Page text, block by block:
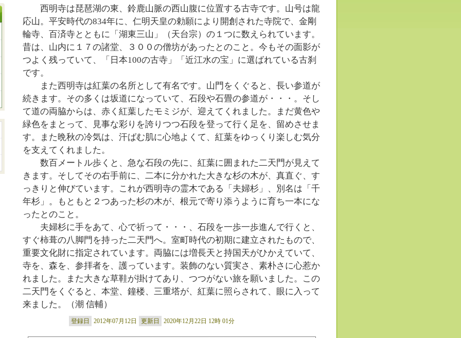
西明寺は琵琶湖の東、鈴鹿山脈の西山腹に位置する古寺です。山号は龍
応山。平安時代の834年に、仁明天皇の勅願により開創された寺院で、金剛
輪寺、百済寺とともに「湖東三山」（天台宗）の１つに数えられています。
昔は、山内に１７の諸堂、３００の僧坊があったとのこと。今もその面影が
つよく残っていて、「日本100の古寺」「近江水の宝」に選ばれている古刹
です。
また西明寺は紅葉の名所として有名です。山門をくぐると、長い参道が
続きます。その多くは坂道になっていて、石段や石畳の参道が・・・。そし
て道の両脇からは、赤く紅葉したモミジが、迎えてくれました。まだ黄色や
緑色をまとって、見事な彩りを誇りつつ石段を登って行く足を、留めさせま
す。また晩秋の冷気は、汗ばむ肌に心地よくて、紅葉をゆっくり楽しむ気分
を支えてくれました。
数百メートル歩くと、急な石段の先に、紅葉に囲まれた二天門が見えて
きます。そしてその右手前に、二本に分かれた大きな杉の木が、真直ぐ、す
っきりと伸びています。これが西明寺の霊木である「夫婦杉」、別名は「千
年杉」。もともと２つあった杉の木が、根元で寄り添うように育ち一本にな
ったとのこと。
夫婦杉に手をあて、心で祈って・・・、石段を一歩一歩進んで行くと、
すぐ柿葺の八脚門を持った二天門へ。室町時代の初期に建立されたもので、
重要文化財に指定されています。両脇には増長天と持国天がひかえていて、
寺を、森を、参拝者を、護っています。装飾のない質実さ、素朴さに心惹か
れました。また大きな草鞋が掛けてあり、つつがない旅を願いました。この
二天門をくぐると、本堂、鐘楼、三重塔が、紅葉に照らされて、眼に入って
来ました。（潮 信輔）
登録日 2012年07月12日 更新日 2020年12月22日 12時 01分